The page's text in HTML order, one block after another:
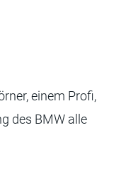
einem Profi,
des BMW alle